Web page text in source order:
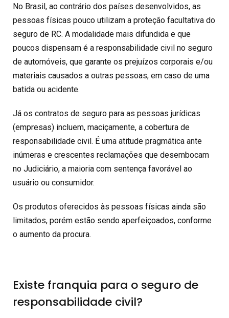
No Brasil, ao contrário dos países desenvolvidos, as
pessoas físicas pouco utilizam a proteção facultativa do
seguro de RC. A modalidade mais difundida e que
poucos dispensam é a responsabilidade civil no seguro
de automóveis, que garante os prejuízos corporais e/ou
materiais causados a outras pessoas, em caso de uma
batida ou acidente.
Já os contratos de seguro para as pessoas jurídicas
(empresas) incluem, maciçamente, a cobertura de
responsabilidade civil. É uma atitude pragmática ante
inúmeras e crescentes reclamações que desembocam
no Judiciário, a maioria com sentença favorável ao
usuário ou consumidor.
Os produtos oferecidos às pessoas físicas ainda são
limitados, porém estão sendo aperfeiçoados, conforme
o aumento da procura.
Existe franquia para o seguro de
responsabilidade civil?